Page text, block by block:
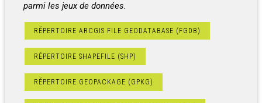
parmi les jeux de données.
RÉPERTOIRE ARCGIS FILE GEODATABASE (FGDB)
RÉPERTOIRE SHAPEFILE (SHP)
RÉPERTOIRE GEOPACKAGE (GPKG)